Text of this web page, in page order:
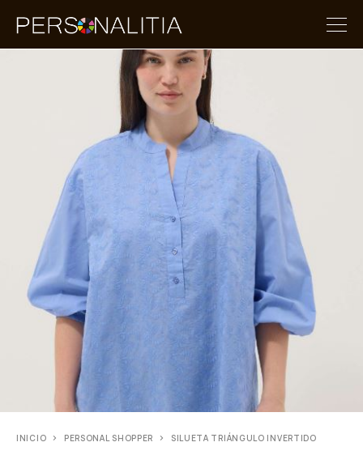
INICIO PERSONAL SHOPPER SILUETA TRIÁNGULO INVERTIDO